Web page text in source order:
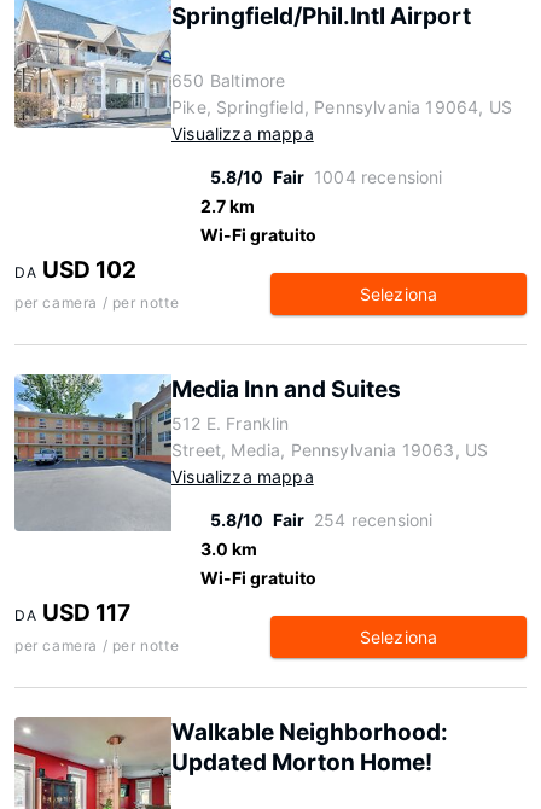
Springfield/Phil.Intl Airport
650 Baltimore
Pike, Springfield, Pennsylvania 19064, US
Visualizza mappa
5.8/10 Fair 1004 recensioni
2.7 km
Wi-Fi gratuito
DA USD 102
per camera / per notte Seleziona
Media Inn and Suites
512 E. Franklin
Street, Media, Pennsylvania 19063, US
Visualizza mappa
5.8/10 Fair 254 recensioni
3.0 km
Wi-Fi gratuito
DA USD 117
per camera / per notte Seleziona
Walkable Neighborhood:
Updated Morton Home!